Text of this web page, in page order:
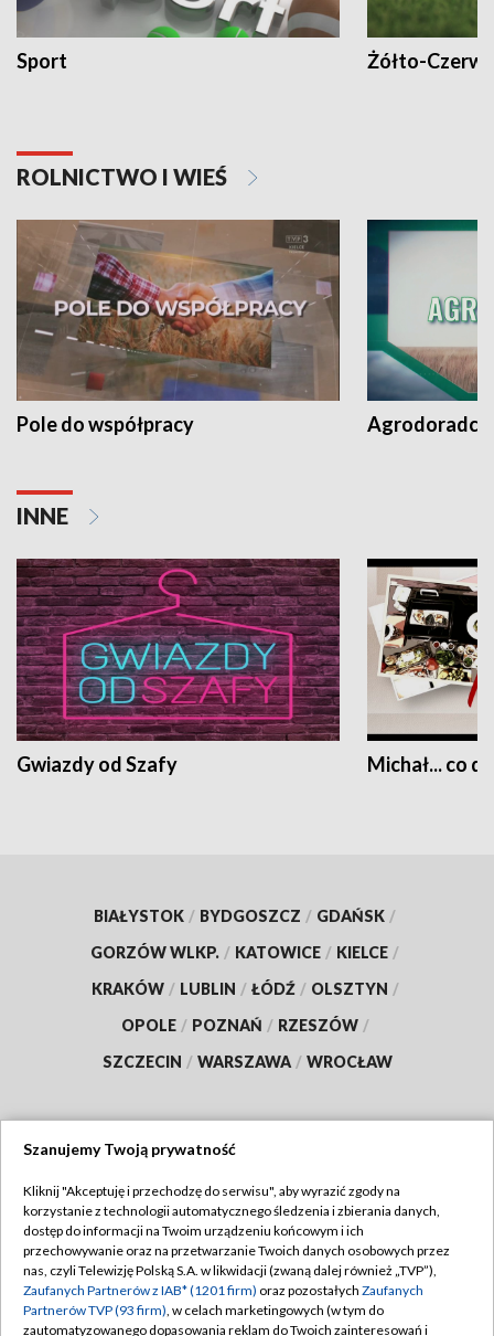
Sport Żółto-
ROLNICTWO I WIEŚ
Pole do współpracy Agrodoradcy
INNE
Gwiazdy od Szafy Michał... co
BIAŁYSTOK / BYDGOSZCZ / GDAŃSK /
GORZÓW WLKP. / KATOWICE / KIELCE /
KRAKÓW / LUBLIN / ŁÓDŹ / OLSZTYN /
OPOLE / POZNAŃ / RZESZÓW /
SZCZECIN / WARSZAWA / WROCŁAW
TVP
Abonament TVP
Emisja w TVP
Centrum informacji TVP
Regulamin TVP
Polityka prywatności
Moje zgody
Szanujemy Twoją prywatność
Kliknij "Akceptuję i przechodzę do serwisu", aby wyrazić zgody na
korzystanie z technologii automatycznego śledzenia i zbierania danych,
dostęp do informacji na Twoim urządzeniu końcowym i ich
przechowywanie oraz na przetwarzanie Twoich danych osobowych przez
nas, czyli Telewizję Polską S.A. w likwidacji (zwaną dalej również „TVP”),
Zaufanych Partnerów z IAB* (1201 firm) oraz pozostałych Zaufanych
Partnerów TVP (93 firm), w celach marketingowych (w tym do
zautomatyzowanego dopasowania reklam do Twoich zainteresowań i